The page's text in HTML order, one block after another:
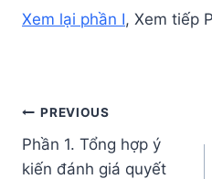
Xem lại phần I, Xem tiếp
Post
navigation
PREVIOUS
Phần 1. Tổng hợp ý
kiến đánh giá quyết